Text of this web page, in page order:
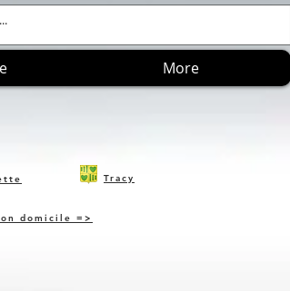
More
Tracy
domicile =>